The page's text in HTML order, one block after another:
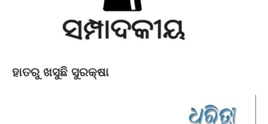
ହାତରୁ ଖସୁଛି ସୁରକ୍ଷା